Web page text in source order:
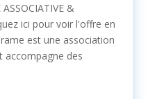
&
ici pour voir l'offre en
est une association
accompagne des